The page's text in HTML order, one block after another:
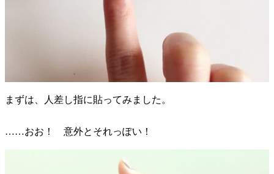
まずは、人差し指に貼ってみました。
……おお！ 意外とそれっぽい！